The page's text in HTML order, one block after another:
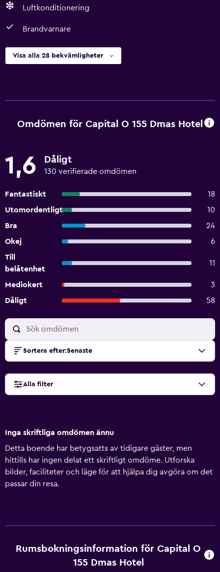
Luftkonditionering
Brandvarnare
Visa alla 28 bekvämligheter
Omdömen för Capital O 155 Dmas Hotel
1,6 Dåligt
130 verifierade omdömen
Fantastiskt
18
Utomordentligt
10
Bra
24
Okej
6
Till
belåtenhet
11
Mediokert
3
Dåligt
58
Sortera efter:Senaste
Alla filter
Inga skriftliga omdömen ännu
Detta boende har betygsatts av tidigare gäster, men
hittills har ingen delat ett skriftligt omdöme. Utforska
bilder, faciliteter och läge för att hjälpa dig avgöra om det
passar din resa.
Rumsbokningsinformation för Capital O
155 Dmas Hotel